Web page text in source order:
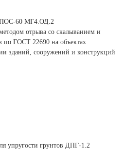
ПОС-60 МГ4.ОД.2
отрыва со скалыванием и
по ГОСТ 22690 на объектах
зданий, сооружений и конструкций
упругости грунтов ДПГ-1.2